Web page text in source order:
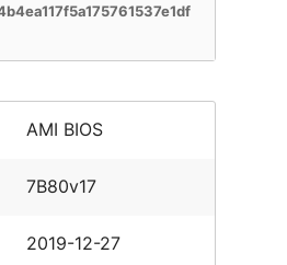
AMI BIOS
7B80v17
2019-12-27